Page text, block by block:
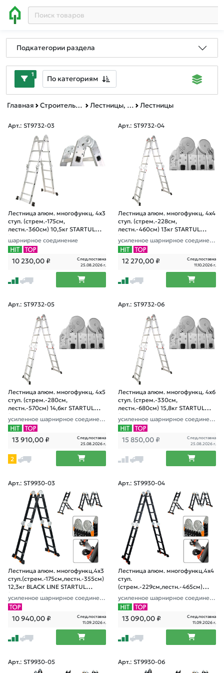
Подкатегории раздела
1 По категориям
Главная Строительное оборудование Лестницы, стремянки, леса, подмости, мусоропровод строительный Лестницы
Арт.: ST9732-03
Лестница алюм. многофункц. 4х3
ступ. (стрем.-175см,
лестн.-360см) 10,5кг STARTUL
шарнирное соединение
10 230,00₽
След.поставка
25.08.2026 г.
Арт.: ST9732-04
Лестница алюм. многофункц. 4х4
ступ. (стрем.-228см,
лестн.-460см) 13кг STARTUL
усиленное шарнирное соединен
ие
12 270,00₽
След.поставка
11.10.2026 г.
Арт.: ST9732-05
Лестница алюм. многофункц. 4х5
ступ. (стрем.-280см,
лестн.-570см) 14,6кг STARTUL
усиленное шарнирное соединен
ие
13 910,00₽
След.поставка
25.08.2026 г.
2
Арт.: ST9732-06
Лестница алюм. многофункц. 4х6
ступ. (стрем.-330см,
лестн.-680см) 15,8кг STARTUL
усиленное шарнирное соединен
ие
15 850,00 ₽
След.поставка
25.08.2026 г.
Арт.: ST9930-03
Лестница алюм. многофункц.4х3
ступ.(стрем.-175см,лестн.-355см)
12,3кг BLACK LINE STARTUL
усиленное шарнирное соединен
ие, прорезиненные колеса и доп.
стабилизаторы
10 940,00₽
След.поставка
11.09.2026 г.
Арт.: ST9930-04
Лестница алюм. многофункц.4х4
ступ.
(стрем.-229см,лестн.-465см)
(ST9930-04)
усиленное шарнирное соединен
ие, прорезиненные колеса и доп.
стабилизаторы
13 090,00₽
След.поставка
11.09.2026 г.
Арт.: ST9930-05 Арт.: ST9930-06